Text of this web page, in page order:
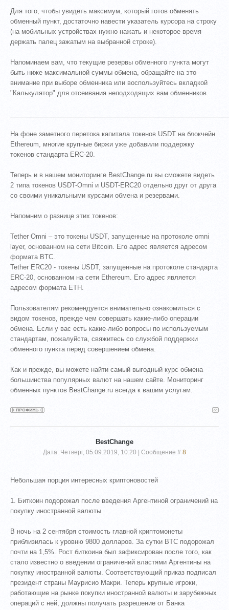
Для того, чтобы увидеть максимум, который готов обменять
обменный пункт, достаточно навести указатель курсора на строку
(на мобильных устройствах нужно нажать и некоторое время
держать палец зажатым на выбранной строке).
Напоминаем вам, что текущие резервы обменного пункта могут
быть ниже максимальной суммы обмена, обращайте на это
внимание при выборе обменника или воспользуйтесь вкладкой
"Калькулятор" для отсеивания неподходящих вам обменников.
На фоне заметного перетока капитала токенов USDT на блокчейн
Ethereum, многие крупные биржи уже добавили поддержку
токенов стандарта ERC-20.
Теперь и в нашем мониторинге BestChange.ru вы сможете видеть
2 типа токенов USDT-Omni и USDT-ERC20 отдельно друг от друга
со своими уникальными курсами обмена и резервами.
Напомним о разнице этих токенов:
Tether Omni – это токены USDT, запущенные на протоколе omni
layer, основанном на сети Bitcoin. Его адрес является адресом
формата BTC.
Tether ERC20 - токены USDT, запущенные на протоколе стандарта
ERC-20, основанном на сети Еthereum. Его адрес является
адресом формата ETH.
Пользователям рекомендуется внимательно ознакомиться с
видом токенов, прежде чем совершать какие-либо операции
обмена. Если у вас есть какие-либо вопросы по используемым
стандартам, пожалуйста, свяжитесь со службой поддержки
обменного пункта перед совершением обмена.
Как и прежде, вы можете найти самый выгодный курс обмена
большинства популярных валют на нашем сайте. Мониторинг
обменных пунктов BestChange.ru всегда к вашим услугам.
BestChange
Дата: Четверг, 05.09.2019, 10:20 | Сообщение # 8
Небольшая порция интересных криптоновостей
1. Биткоин подорожал после введения Аргентиной ограничений на
покупку иностранной валюты
В ночь на 2 сентября стоимость главной криптомонеты
приблизилась к уровню 9800 долларов. За сутки BTC подорожал
почти на 1,5%. Рост биткоина был зафиксирован после того, как
стало известно о введении ограничений властями Аргентины на
покупку иностранной валюты. Соответствующий приказ подписал
президент страны Маурисио Макри. Теперь крупные игроки,
работающие на рынке покупки иностранной валюты и зарубежных
операций с ней, должны получать разрешение от Банка